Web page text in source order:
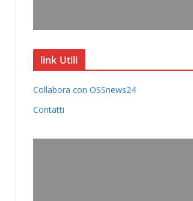
link Utili
Collabora con OSSnews24
Contatti